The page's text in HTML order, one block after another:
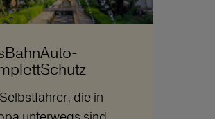
die in